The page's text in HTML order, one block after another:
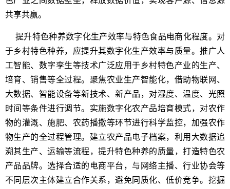
共享共赢。
提升特色种养数字化生产效率与特色食品电商化程度。对
于乡村特色种养，应提升其数字化生产效率与质量。推广人
工智能、数字孪生等技术广泛应用于乡村特色产业的生产、
培育、销售等全过程。聚焦农业生产智能化，借助物联网、
大数据、智能设备等新技术、新产品，对湿度、温度、光照
时间等条件进行调节。实施数字化农产品培育模式，对农作
物的灌溉、施肥、农药播撒等环节进行科学监控，加强农作
物生产的全过程管理。建立农产品电子档案，利用大数据追
溯其生产、运输等流程，提升特色种养的质量，打造特色农
产品品牌。选择合适的电商平台，与网络主播、行业协会等
不同层次主体建立合作关系，避免同质化、低价竞争。挖掘